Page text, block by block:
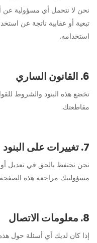
نحن لا نتحمل أي مسؤولية عن
تبعية أو عقابية ناتجة عن
استخدامه.
6. القانون الساري
تخضع هذه البنود والشروط
مقاطعتك.
7. تغييرات على البنود
نحن نحتفظ بالحق في تعديل
مسؤوليتك مراجعة هذه
8. معلومات الاتصال
إذا كان لديك أي أسئلة حول هذه